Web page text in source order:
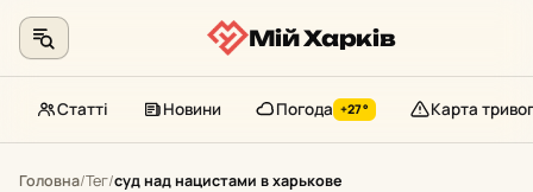
Мій Харків
Статті Новини Погода +27° Карта тривог
Головна/Тег/суд над нацистами в харькове